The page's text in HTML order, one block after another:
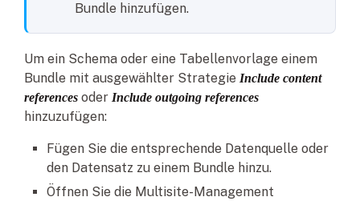
Bundle hinzufügen.
Um ein Schema oder eine Tabellenvorlage einem
Bundle mit ausgewählter Strategie Include content
references oder Include outgoing references
hinzuzufügen:
Fügen Sie die entsprechende Datenquelle oder
den Datensatz zu einem Bundle hinzu.
Öffnen Sie die Multisite-Management